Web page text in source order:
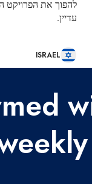
להפוך את הפרויקט
עדיין.
ISRAEL